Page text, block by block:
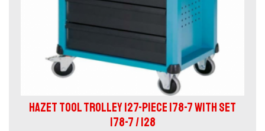
HAZET TOOL TROLLEY 127-PIECE 178-7 WITH SET
178-7 / 128